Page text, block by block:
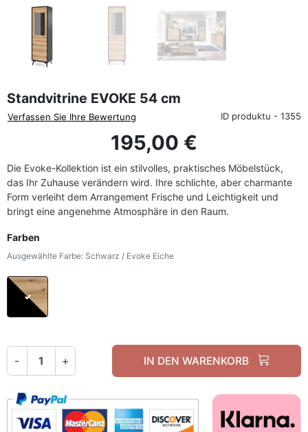
Standvitrine EVOKE 54 cm
Verfassen Sie Ihre Bewertung ID produktu - 1355
195,00 €
Die Evoke-Kollektion ist ein stilvolles, praktisches Möbelstück,
das Ihr Zuhause verändern wird. Ihre schlichte, aber charmante
Form verleiht dem Arrangement Frische und Leichtigkeit und
bringt eine angenehme Atmosphäre in den Raum.
Farben
Ausgewählte Farbe: Schwarz / Evoke Eiche
Schwarz / Evoke Eiche
- + IN DEN WARENKORB